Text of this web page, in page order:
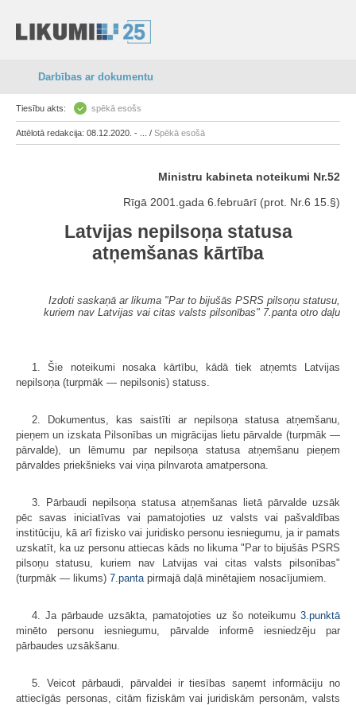
Darbības ar dokumentu
Tiesību akts: spēkā esošs
Attēlotā redakcija: 08.12.2020. - ... / Spēkā esošā
Ministru kabineta noteikumi Nr.52
Rīgā 2001.gada 6.februārī (prot. Nr.6 15.§)
Latvijas nepilsoņa statusa
atņemšanas kārtība
Izdoti saskaņā ar likuma "Par to bijušās PSRS pilsoņu statusu,
kuriem nav Latvijas vai citas valsts pilsonības" 7.panta otro daļu
1. Šie noteikumi nosaka kārtību, kādā tiek atņemts Latvijas
nepilsoņa (turpmāk — nepilsonis) statuss.
2. Dokumentus, kas saistīti ar nepilsoņa statusa atņemšanu,
pieņem un izskata Pilsonības un migrācijas lietu pārvalde (turpmāk —
pārvalde), un lēmumu par nepilsoņa statusa atņemšanu pieņem
pārvaldes priekšnieks vai viņa pilnvarota amatpersona.
3. Pārbaudi nepilsoņa statusa atņemšanas lietā pārvalde uzsāk
pēc savas iniciatīvas vai pamatojoties uz valsts vai pašvaldības
institūciju, kā arī fizisko vai juridisko personu iesniegumu, ja ir pamats
uzskatīt, ka uz personu attiecas kāds no likuma "Par to bijušās PSRS
pilsoņu statusu, kuriem nav Latvijas vai citas valsts pilsonības"
(turpmāk — likums) 7.panta pirmajā daļā minētajiem nosacījumiem.
4. Ja pārbaude uzsākta, pamatojoties uz šo noteikumu 3.punktā
minēto personu iesniegumu, pārvalde informē iesniedzēju par
pārbaudes uzsākšanu.
5. Veicot pārbaudi, pārvaldei ir tiesības saņemt informāciju no
attiecīgās personas, citām fiziskām vai juridiskām personām, valsts